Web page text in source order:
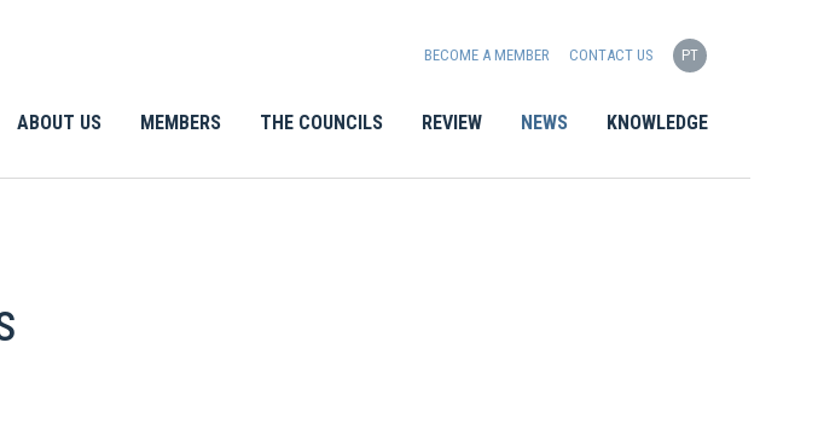
ABOUT US MEMBERS THE COUNCILS REVIEW NEWS KNOWLEDGE
BECOME A MEMBER CONTACT US PT